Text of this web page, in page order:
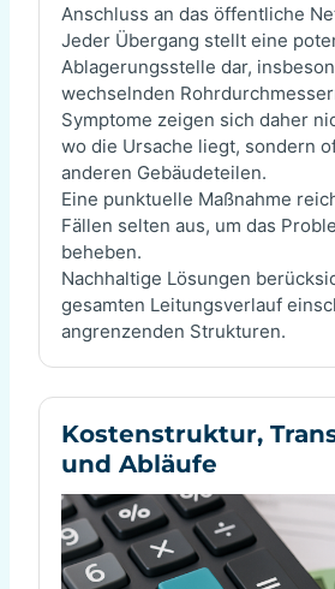
Anschluss an das öffentliche
Jeder Übergang stellt eine
Ablagerungsstelle dar,
wechselnden
Symptome zeigen sich daher
wo die Ursache liegt, sondern
anderen Gebäudeteilen.
Eine punktuelle Maßnahme
Fällen selten aus, um das
beheben.
Nachhaltige Lösungen
gesamten Leitungsverlauf
angrenzenden Strukturen.
Kostenstruktur,
und Abläufe